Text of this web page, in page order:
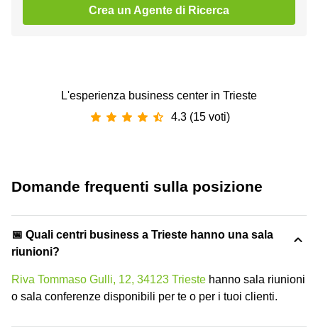
Crea un Agente di Ricerca
L'esperienza business center in Trieste
4.3 (15 voti)
Domande frequenti sulla posizione
📅 Quali centri business a Trieste hanno una sala
riunioni?
Riva Tommaso Gulli, 12, 34123 Trieste hanno sala riunioni
o sala conferenze disponibili per te o per i tuoi clienti.